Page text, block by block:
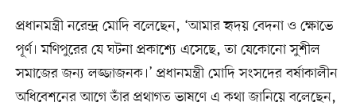
প্রধানমন্ত্রী নরেন্দ্র মোদি বলেছেন, ‘আমার হৃদয় বেদনা ও ক্ষোভে
পূর্ণ। মণিপুরের যে ঘটনা প্রকাশ্যে এসেছে, তা যেকোনো সুশীল
সমাজের জন্য লজ্জাজনক।’ প্রধানমন্ত্রী মোদি সংসদের বর্ষাকালীন
অধিবেশনের আগে তাঁর প্রথাগত ভাষণে এ কথা জানিয়ে বলেছেন,